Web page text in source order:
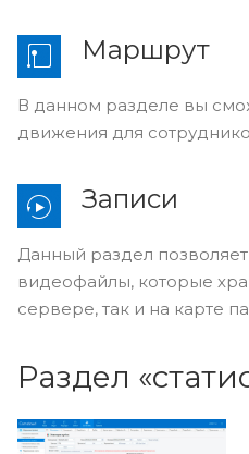
Маршрут
В данном разделе вы
движения для
Записи
Данный раздел
видеофайлы, которые
сервере, так и на карте
Раздел